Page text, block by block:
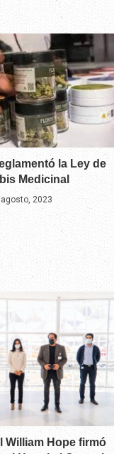
la Ley de
Medicinal
2023
William Hope firmó